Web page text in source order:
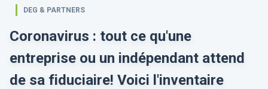
DEG & PARTNERS
Coronavirus : tout ce qu'une
entreprise ou un indépendant attend
de sa fiduciaire! Voici l'inventaire